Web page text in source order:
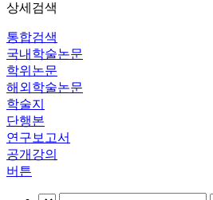
상세검색
통합검색
국내학술논문
학위논문
해외학술논문
학술지
단행본
연구보고서
공개강의
버튼